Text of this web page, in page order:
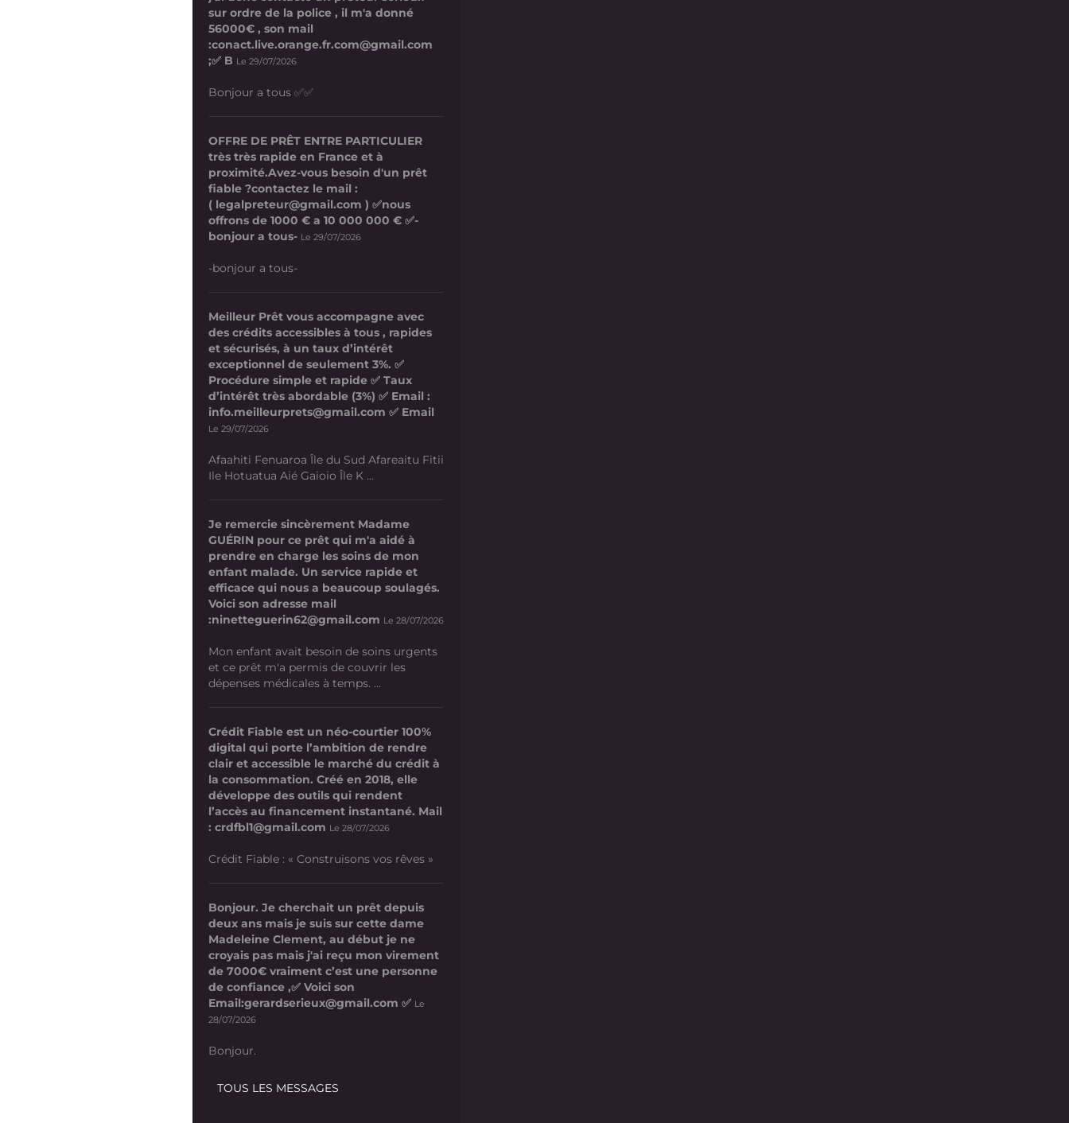
sur ordre de la police , il m'a donné
56000€ , son mail
:conact.live.orange.fr.com@gmail.com
;✅ B Le 29/07/2026
Bonjour a tous ✅✅
OFFRE DE PRÊT ENTRE PARTICULIER
très très rapide en France et à
proximité.Avez-vous besoin d'un prêt
fiable ?contactez le mail :
( legalpreteur@gmail.com ) ✅nous
offrons de 1000 € a 10 000 000 € ✅-
bonjour a tous- Le 29/07/2026
-bonjour a tous-
Meilleur Prêt vous accompagne avec
des crédits accessibles à tous , rapides
et sécurisés, à un taux d’intérêt
exceptionnel de seulement 3%. ✅
Procédure simple et rapide ✅ Taux
d’intérêt très abordable (3%) ✅ Email :
info.meilleurprets@gmail.com ✅ Email
Le 29/07/2026
Afaahiti Fenuaroa Île du Sud Afareaitu Fitii
Ile Hotuatua Aié Gaioio Île K ...
Je remercie sincèrement Madame
GUÉRIN pour ce prêt qui m'a aidé à
prendre en charge les soins de mon
enfant malade. Un service rapide et
efficace qui nous a beaucoup soulagés.
Voici son adresse mail
:ninetteguerin62@gmail.com Le 28/07/2026
Mon enfant avait besoin de soins urgents
et ce prêt m'a permis de couvrir les
dépenses médicales à temps. ...
Crédit Fiable est un néo-courtier 100%
digital qui porte l’ambition de rendre
clair et accessible le marché du crédit à
la consommation. Créé en 2018, elle
développe des outils qui rendent
l’accès au financement instantané. Mail
: crdfbl1@gmail.com Le 28/07/2026
Crédit Fiable : « Construisons vos rêves »
Bonjour. Je cherchait un prêt depuis
deux ans mais je suis sur cette dame
Madeleine Clement, au début je ne
croyais pas mais j'ai reçu mon virement
de 7000€ vraiment c’est une personne
de confiance ,✅ Voici son
Email:gerardserieux@gmail.com ✅ Le
28/07/2026
Bonjour.
TOUS LES MESSAGES